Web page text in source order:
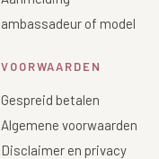
ambassadeur of model
VOORWAARDEN
Gespreid betalen
Algemene voorwaarden
Disclaimer en privacy